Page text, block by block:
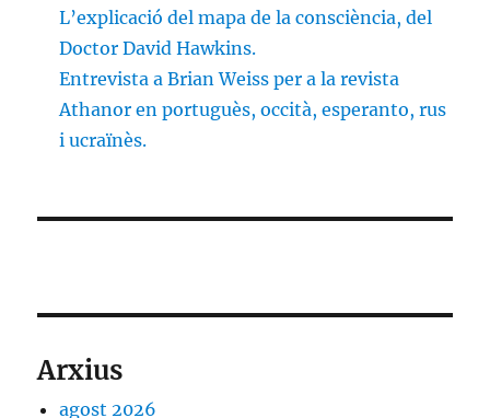
L’explicació del mapa de la consciència, del
Doctor David Hawkins.
Entrevista a Brian Weiss per a la revista
Athanor en portuguès, occità, esperanto, rus
i ucraïnès.
Arxius
agost 2026